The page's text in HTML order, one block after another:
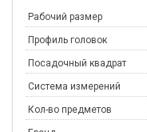
Рабочий размер
Профиль головок
Посадочный квадрат
Система измерений
Кол-во предметов